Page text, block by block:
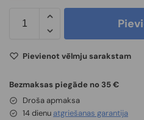
Pievienot vēlmju sarakstam
Bezmaksas piegāde no 35 €
Droša apmaksa
14 dienuatgriešanas garantija